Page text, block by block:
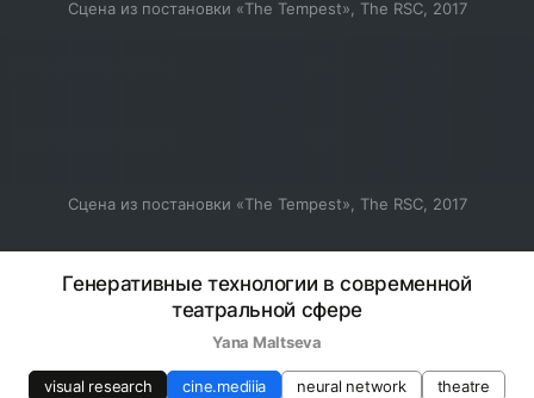
Сцена из постановки «The Tempest», The RSC, 2017
Сцена из постановки «The Tempest», The RSC, 2017
Генеративные технологии в современной
театральной сфере
Yana Maltseva
visual research cine.mediiia neural network
theatre